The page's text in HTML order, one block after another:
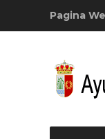
Pagina